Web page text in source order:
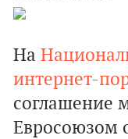
На
интернет-
соглашение
Евросоюзом